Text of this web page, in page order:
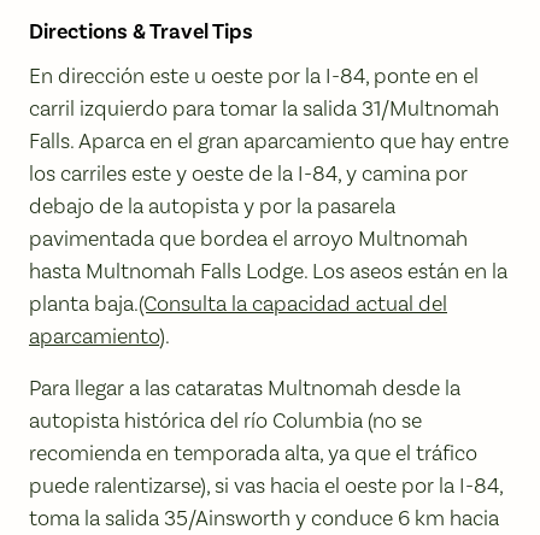
Directions & Travel Tips
En dirección este u oeste por la I-84, ponte en el
carril izquierdo para tomar la salida 31/Multnomah
Falls. Aparca en el gran aparcamiento que hay entre
los carriles este y oeste de la I-84, y camina por
debajo de la autopista y por la pasarela
pavimentada que bordea el arroyo Multnomah
hasta Multnomah Falls Lodge. Los aseos están en la
planta baja.(Consulta la capacidad actual del
aparcamiento).
Para llegar a las cataratas Multnomah desde la
autopista histórica del río Columbia (no se
recomienda en temporada alta, ya que el tráfico
puede ralentizarse), si vas hacia el oeste por la I-84,
toma la salida 35/Ainsworth y conduce 6 km hacia